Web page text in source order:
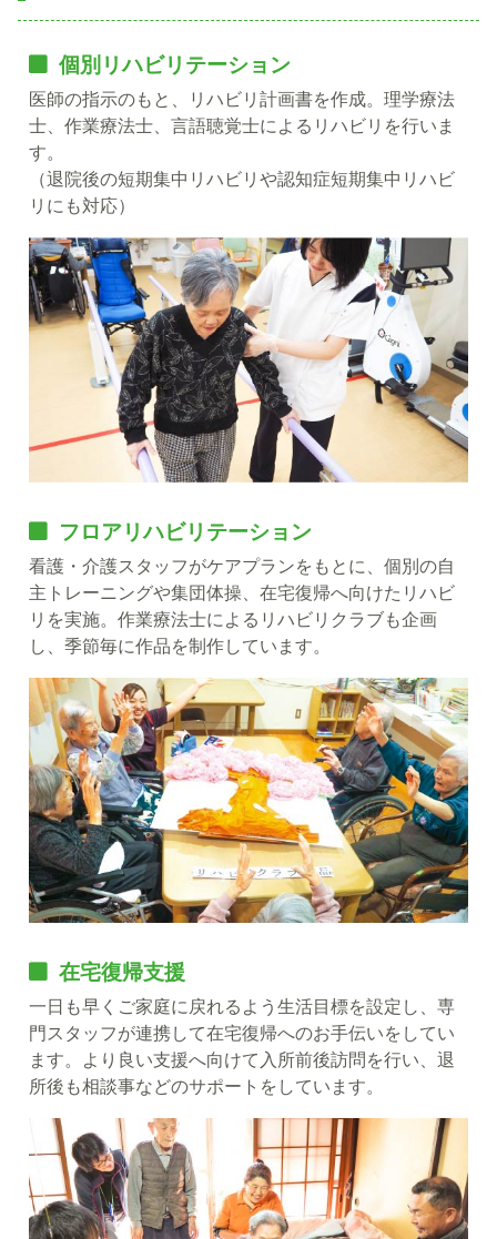
個別リハビリテーション
医師の指示のもと、リハビリ計画書を作成。理学療法
士、作業療法士、言語聴覚士によるリハビリを行いま
す。
（退院後の短期集中リハビリや認知症短期集中リハビ
リにも対応）
フロアリハビリテーション
看護・介護スタッフがケアプランをもとに、個別の自
主トレーニングや集団体操、在宅復帰へ向けたリハビ
リを実施。作業療法士によるリハビリクラブも企画
し、季節毎に作品を制作しています。
在宅復帰支援
一日も早くご家庭に戻れるよう生活目標を設定し、専
門スタッフが連携して在宅復帰へのお手伝いをしてい
ます。より良い支援へ向けて入所前後訪問を行い、退
所後も相談事などのサポートをしています。